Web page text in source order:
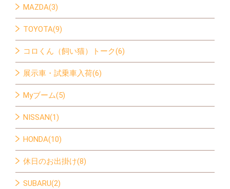
MAZDA(3)
TOYOTA(9)
コロくん（飼い猫）トーク(6)
展示車・試乗車入荷(6)
Myブーム(5)
NISSAN(1)
HONDA(10)
休日のお出掛け(8)
SUBARU(2)